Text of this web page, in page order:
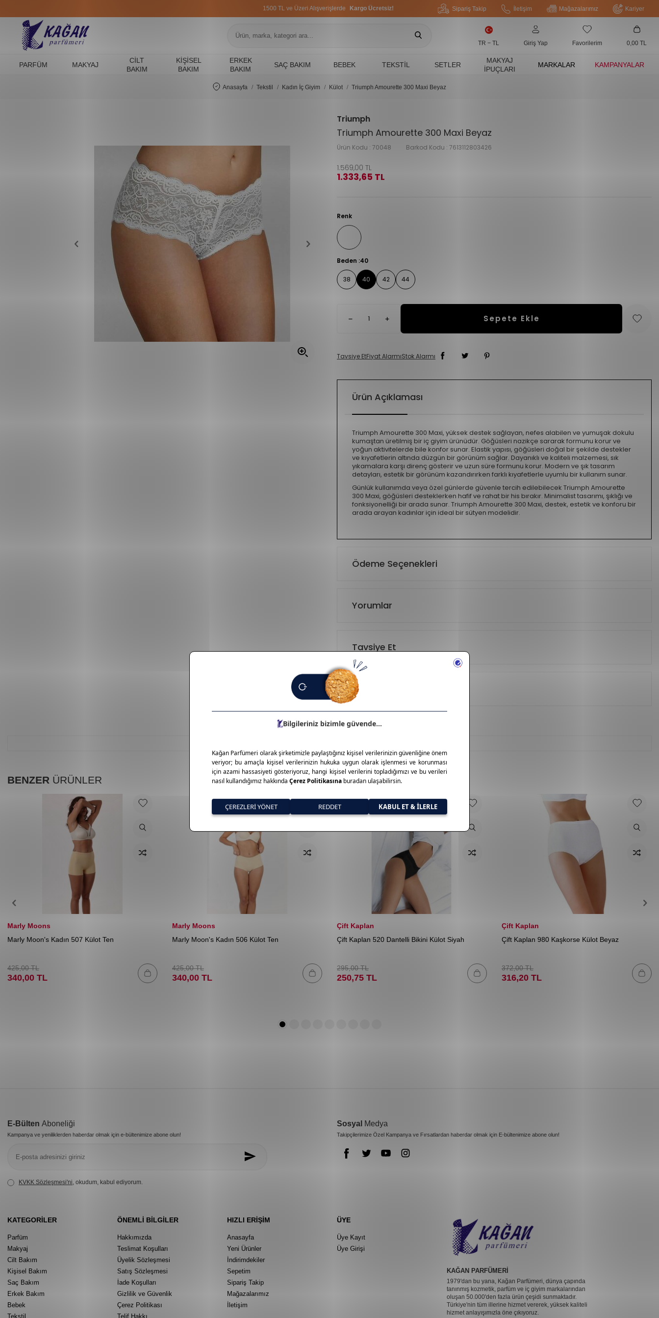
1500 TL ve Üzeri Alışverişlerde Kargo Ücretsiz! Sipariş Takip İletişim Mağazalarımız Kariyer
TR − TL Giriş Yap Favorilerim 0,00 TL
PARFÜM MAKYAJ
CILT
BAKIM
KIŞISEL
BAKIM
ERKEK
BAKIM
SAÇ BAKIM BEBEK TEKSTIL SETLER
MAKYAJ
İPUÇLARI
MARKALAR KAMPANYALAR
Anasayfa Tekstil Kadın İç Giyim Külot Triumph Amourette 300 Maxi Beyaz
Triumph
Triumph Amourette 300 Maxi Beyaz
Ürün Kodu : 70048 Barkod Kodu : 7613112803426
1.569,00 TL
1.333,65 TL
Renk
Beden :40
38 40 42 44
Sepete Ekle
Tavsiye EtFiyat AlarmıStok Alarmı
Ürün Açıklaması
Triumph Amourette 300 Maxi, yüksek destek sağlayan, nefes alabilen ve yumuşak dokulu
kumaştan üretilmiş bir iç giyim ürünüdür. Göğüsleri nazikçe sararak formunu korur ve
yoğun aktivitelerde bile konfor sunar. Elastik yapısı, göğüsleri doğal bir şekilde destekler
ve kıyafetlerin altında düzgün bir görünüm sağlar. Dayanıklı ve kaliteli malzemesi, sık
yıkamalara karşı direnç gösterir ve uzun süre formunu korur. Modern ve şık tasarım
detayları, estetik bir görünüm kazandırırken farklı kıyafetlerle uyumlu bir kullanım sunar.
Günlük kullanımda veya özel günlerde güvenle tercih edilebilecek Triumph Amourette
300 Maxi, göğüsleri desteklerken hafif ve rahat bir his bırakır. Minimalist tasarımı, şıklığı ve
fonksiyonelliği bir arada sunar. Triumph Amourette 300 Maxi, destek, estetik ve konforu bir
arada arayan kadınlar için ideal bir sütyen modelidir.
Ödeme Seçenekleri
Yorumlar
Tavsiye Et
İade Koşulları
BENZER ÜRÜNLER
Marly Moons
Marly Moon's Kadın 507 Külot Ten
425,00TL
340,00 TL
Marly Moons
Marly Moon's Kadın 506 Külot Ten
425,00TL
340,00 TL
Çift Kaplan
Çift Kaplan 520 Dantelli Bikini Külot Siyah
295,00TL
250,75 TL
Çift Kaplan
Çift Kaplan 980 Kaşkorse Külot Beyaz
372,00TL
316,20 TL
E-Bülten Aboneliği
Kampanya ve yeniliklerden haberdar olmak için e-bültenimize abone olun!
KVKK Sözleşmesi'ni , okudum, kabul ediyorum.
Sosyal Medya
Takipçilerimize Özel Kampanya ve Fırsatlardan haberdar olmak için E-bültenimize abone olun!
KATEGORILER
Parfüm
Makyaj
Cilt Bakım
Kişisel Bakım
Saç Bakım
Erkek Bakım
Bebek
Tekstil
ÖNEMLI BILGILER
Hakkımızda
Teslimat Koşulları
Üyelik Sözleşmesi
Satış Sözleşmesi
İade Koşulları
Gizlilik ve Güvenlik
Çerez Politikası
Telif Hakkı
HIZLI ERIŞIM
Anasayfa
Yeni Ürünler
İndirimdekiler
Sepetim
Sipariş Takip
Mağazalarımız
İletişim
ÜYE
Üye Kayıt
Üye Girişi
KAĞAN PARFÜMERİ
1979'dan bu yana, Kağan Parfümeri, dünya çapında
tanınmış kozmetik, parfüm ve iç giyim markalarından
oluşan 50.000'den fazla ürün çeşidi sunmaktadır.
Türkiye'nin tüm illerine hizmet vererek, yüksek kaliteli
hizmet anlayışımızla öne çıkıyoruz.